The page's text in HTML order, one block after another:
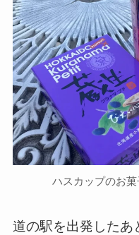
ハスカップのお
道の駅を出発したあ